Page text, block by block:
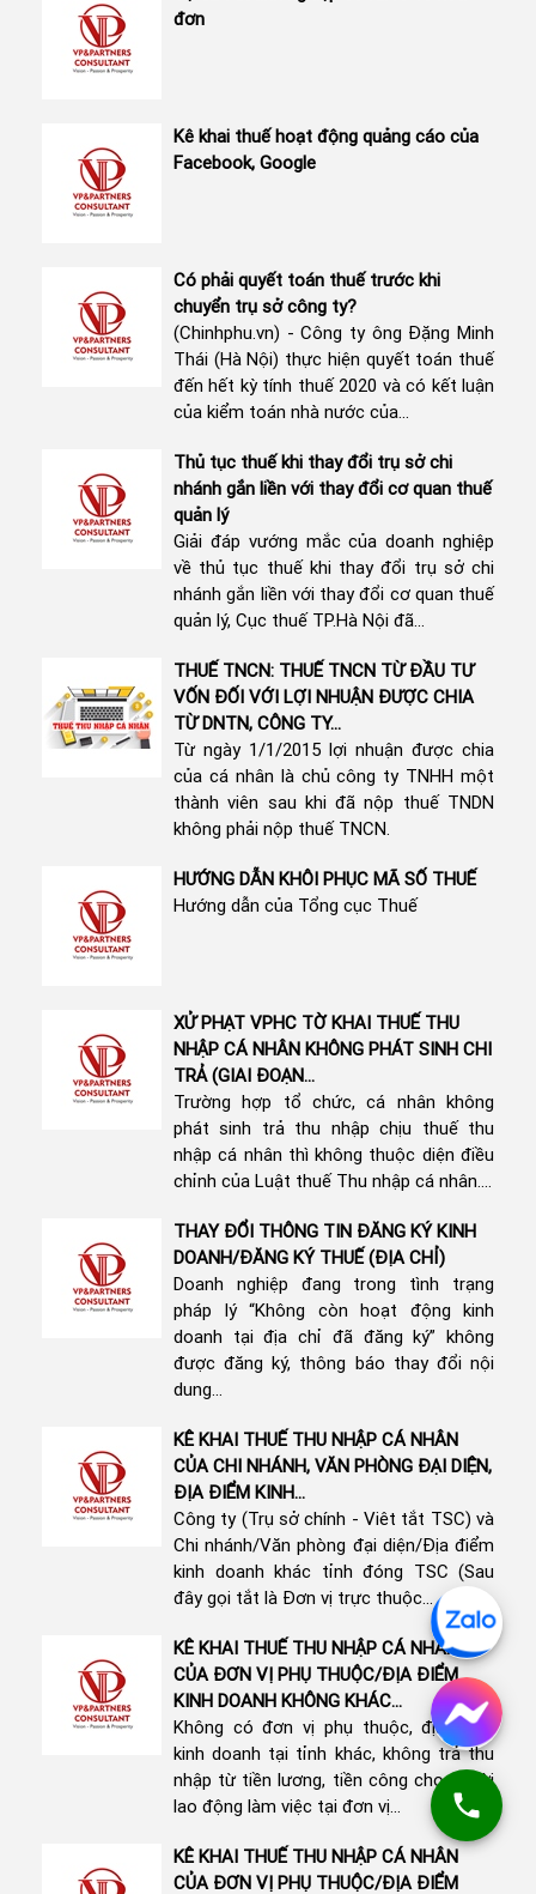
đơn
Kê khai thuế hoạt động quảng cáo của
Facebook, Google
Có phải quyết toán thuế trước khi
chuyển trụ sở công ty?
(Chinhphu.vn) - Công ty ông Đặng Minh
Thái (Hà Nội) thực hiện quyết toán thuế
đến hết kỳ tính thuế 2020 và có kết luận
của kiểm toán nhà nước của...
Thủ tục thuế khi thay đổi trụ sở chi
nhánh gắn liền với thay đổi cơ quan thuế
quản lý
Giải đáp vướng mắc của doanh nghiệp
về thủ tục thuế khi thay đổi trụ sở chi
nhánh gắn liền với thay đổi cơ quan thuế
quản lý, Cục thuế TP.Hà Nội đã...
THUẾ TNCN: THUẾ TNCN TỪ ĐẦU TƯ
VỐN ĐỐI VỚI LỢI NHUẬN ĐƯỢC CHIA
TỪ DNTN, CÔNG TY...
Từ ngày 1/1/2015 lợi nhuận được chia
của cá nhân là chủ công ty TNHH một
thành viên sau khi đã nộp thuế TNDN
không phải nộp thuế TNCN.
HƯỚNG DẪN KHÔI PHỤC MÃ SỐ THUẾ
Hướng dẫn của Tổng cục Thuế
XỬ PHẠT VPHC TỜ KHAI THUẾ THU
NHẬP CÁ NHÂN KHÔNG PHÁT SINH CHI
TRẢ (GIAI ĐOẠN...
Trường hợp tổ chức, cá nhân không
phát sinh trả thu nhập chịu thuế thu
nhập cá nhân thì không thuộc diện điều
chỉnh của Luật thuế Thu nhập cá nhân....
THAY ĐỔI THÔNG TIN ĐĂNG KÝ KINH
DOANH/ĐĂNG KÝ THUẾ (ĐỊA CHỈ)
Doanh nghiệp đang trong tình trạng
pháp lý “Không còn hoạt động kinh
doanh tại địa chỉ đã đăng ký” không
được đăng ký, thông báo thay đổi nội
dung...
KÊ KHAI THUẾ THU NHẬP CÁ NHÂN
CỦA CHI NHÁNH, VĂN PHÒNG ĐẠI DIỆN,
ĐỊA ĐIỂM KINH...
Công ty (Trụ sở chính - Viêt tắt TSC) và
Chi nhánh/Văn phòng đại diện/Địa điểm
kinh doanh khác tỉnh đóng TSC (Sau
đây gọi tắt là Đơn vị trực thuộc...
KÊ KHAI THUẾ THU NHẬP CÁ NHÂN
CỦA ĐƠN VỊ PHỤ THUỘC/ĐỊA ĐIỂM
KINH DOANH KHÔNG KHÁC...
Không có đơn vị phụ thuộc, địa điểm
kinh doanh tại tỉnh khác, không trả thu
nhập từ tiền lương, tiền công cho người
lao động làm việc tại đơn vị...
KÊ KHAI THUẾ THU NHẬP CÁ NHÂN
CỦA ĐƠN VỊ PHỤ THUỘC/ĐỊA ĐIỂM